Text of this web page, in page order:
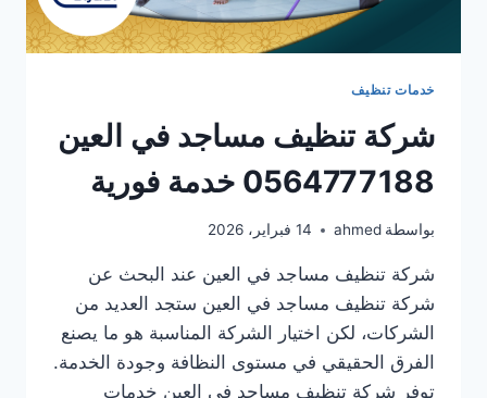
خدمات تنظيف
شركة تنظيف مساجد في العين
0564777188 خدمة فورية
بواسطة ahmed 14 فبراير، 2026
شركة تنظيف مساجد في العين عند البحث عن
شركة تنظيف مساجد في العين ستجد العديد من
الشركات، لكن اختيار الشركة المناسبة هو ما يصنع
الفرق الحقيقي في مستوى النظافة وجودة الخدمة.
توفر شركة تنظيف مساجد في العين خدمات